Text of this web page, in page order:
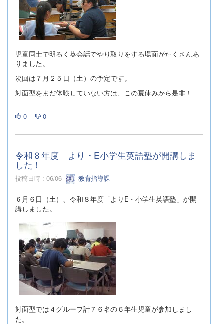
児童同士で明るく英会話でやり取りをする場面がたくさんあ
りました。
次回は７月２５日（土）の予定です。
対面型をまだ体験していない方は、この夏休みから是非！
0 0
令和８年度 より・E小学生英語塾が開講しま
した！
投稿日時 : 06/06 教育指導課
６月６日（土）、令和８年度「よりE・小学生英語塾」が開
講しました。
対面型では４グループ計７６名の６年生児童が参加しまし
た。